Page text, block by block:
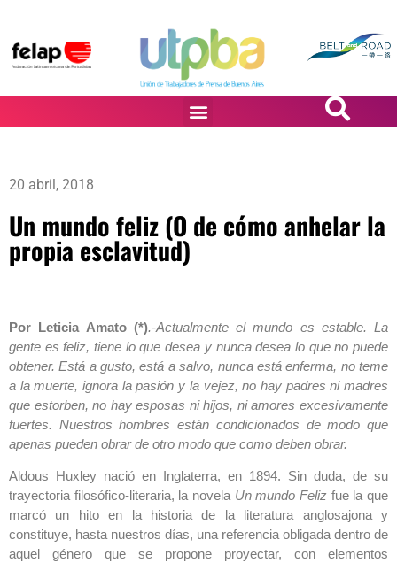
20 abril, 2018
Un mundo feliz (O de cómo anhelar la
propia esclavitud)
Por Leticia Amato (*).-Actualmente el mundo es estable. La
gente es feliz, tiene lo que desea y nunca desea lo que no puede
obtener. Está a gusto, está a salvo, nunca está enferma, no teme
a la muerte, ignora la pasión y la vejez, no hay padres ni madres
que estorben, no hay esposas ni hijos, ni amores excesivamente
fuertes. Nuestros hombres están condicionados de modo que
apenas pueden obrar de otro modo que como deben obrar.
Aldous Huxley nació en Inglaterra, en 1894. Sin duda, de su
trayectoria filosófico-literaria, la novela Un mundo Feliz fue la que
marcó un hito en la historia de la literatura anglosajona y
constituye, hasta nuestros días, una referencia obligada dentro de
aquel género que se propone proyectar, con elementos